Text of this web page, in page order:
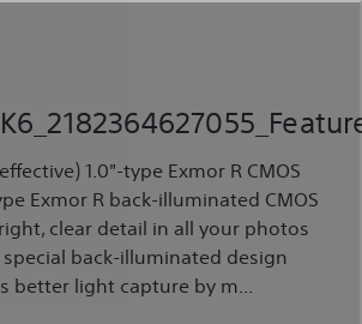
1.0"-type Exmor R CMOS
Exmor R back-illuminated CMOS
clear detail in all your photos
special back-illuminated design
better light capture by m...